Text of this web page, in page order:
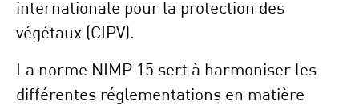
internationale pour la protection des
végétaux (CIPV).
La norme NIMP 15 sert à harmoniser les
différentes réglementations en matière